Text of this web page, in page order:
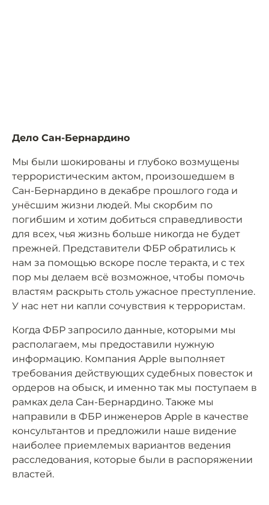
Дело Сан-Бернардино
Мы были шокированы и глубоко возмущены
террористическим актом, произошедшем в
Сан-Бернардино в декабре прошлого года и
унёсшим жизни людей. Мы скорбим по
погибшим и хотим добиться справедливости
для всех, чья жизнь больше никогда не будет
прежней. Представители ФБР обратились к
нам за помощью вскоре после теракта, и с тех
пор мы делаем всё возможное, чтобы помочь
властям раскрыть столь ужасное преступление.
У нас нет ни капли сочувствия к террористам.
Когда ФБР запросило данные, которыми мы
располагаем, мы предоставили нужную
информацию. Компания Apple выполняет
требования действующих судебных повесток и
ордеров на обыск, и именно так мы поступаем в
рамках дела Сан-Бернардино. Также мы
направили в ФБР инженеров Apple в качестве
консультантов и предложили наше видение
наиболее приемлемых вариантов ведения
расследования, которые были в распоряжении
властей.